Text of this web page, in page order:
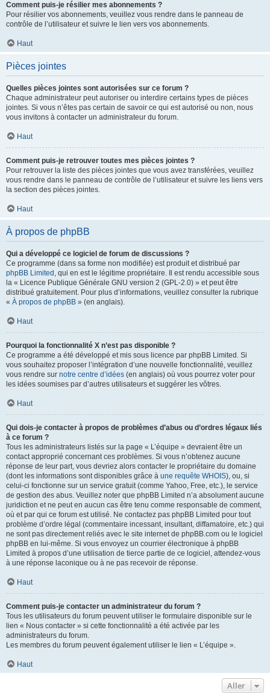
Comment puis-je résilier mes abonnements ?
Pour résilier vos abonnements, veuillez vous rendre dans le panneau de
contrôle de l’utilisateur et suivre le lien vers vos abonnements.
Haut
Pièces jointes
Quelles pièces jointes sont autorisées sur ce forum ?
Chaque administrateur peut autoriser ou interdire certains types de pièces
jointes. Si vous n’êtes pas certain de savoir ce qui est autorisé ou non, nous
vous invitons à contacter un administrateur du forum.
Haut
Comment puis-je retrouver toutes mes pièces jointes ?
Pour retrouver la liste des pièces jointes que vous avez transférées, veuillez
vous rendre dans le panneau de contrôle de l’utilisateur et suivre les liens vers
la section des pièces jointes.
Haut
À propos de phpBB
Qui a développé ce logiciel de forum de discussions ?
Ce programme (dans sa forme non modifiée) est produit et distribué par
phpBB Limited , qui en est le légitime propriétaire. Il est rendu accessible sous
la « Licence Publique Générale GNU version 2 (GPL-2.0) » et peut être
distribué gratuitement. Pour plus d’informations, veuillez consulter la rubrique
« À propos de phpBB » (en anglais).
Haut
Pourquoi la fonctionnalité X n’est pas disponible ?
Ce programme a été développé et mis sous licence par phpBB Limited. Si
vous souhaitez proposer l’intégration d’une nouvelle fonctionnalité, veuillez
vous rendre sur notre centre d’idées (en anglais) où vous pourrez voter pour
les idées soumises par d’autres utilisateurs et suggérer les vôtres.
Haut
Qui dois-je contacter à propos de problèmes d’abus ou d’ordres légaux liés
à ce forum ?
Tous les administrateurs listés sur la page « L’équipe » devraient être un
contact approprié concernant ces problèmes. Si vous n’obtenez aucune
réponse de leur part, vous devriez alors contacter le propriétaire du domaine
(dont les informations sont disponibles grâce à une requête WHOIS), ou, si
celui-ci fonctionne sur un service gratuit (comme Yahoo, Free, etc.), le service
de gestion des abus. Veuillez noter que phpBB Limited n’a absolument aucune
juridiction et ne peut en aucun cas être tenu comme responsable de comment,
où et par qui ce forum est utilisé. Ne contactez pas phpBB Limited pour tout
problème d’ordre légal (commentaire incessant, insultant, diffamatoire, etc.) qui
ne sont pas directement reliés avec le site internet de phpBB.com ou le logiciel
phpBB en lui-même. Si vous envoyez un courrier électronique à phpBB
Limited à propos d’une utilisation de tierce partie de ce logiciel, attendez-vous
à une réponse laconique ou à ne pas recevoir de réponse.
Haut
Comment puis-je contacter un administrateur du forum ?
Tous les utilisateurs du forum peuvent utiliser le formulaire disponible sur le
lien « Nous contacter » si cette fonctionnalité a été activée par les
administrateurs du forum.
Les membres du forum peuvent également utiliser le lien « L’équipe ».
Haut
Aller